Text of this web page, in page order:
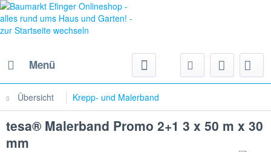
Menü
Übersicht Krepp- und Malerband
tesa® Malerband Promo 2+1 3 x 50 m x 30
mm